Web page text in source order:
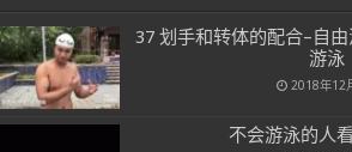
37 划手和转体的配合–自
游泳
2018年12
不会游泳的人